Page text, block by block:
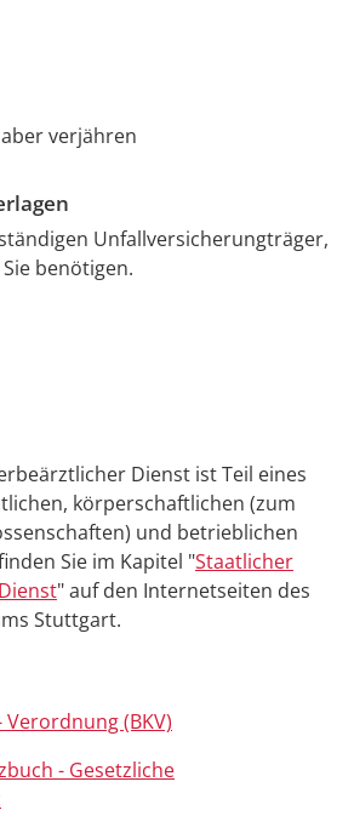
verjähren
Unfallversicherungträger,
benötigen.
Dienst ist Teil eines
körperschaftlichen (zum
und betrieblichen
Sie im Kapitel "Staatlicher
" auf den Internetseiten des
Stuttgart.
(BKV)
- Gesetzliche